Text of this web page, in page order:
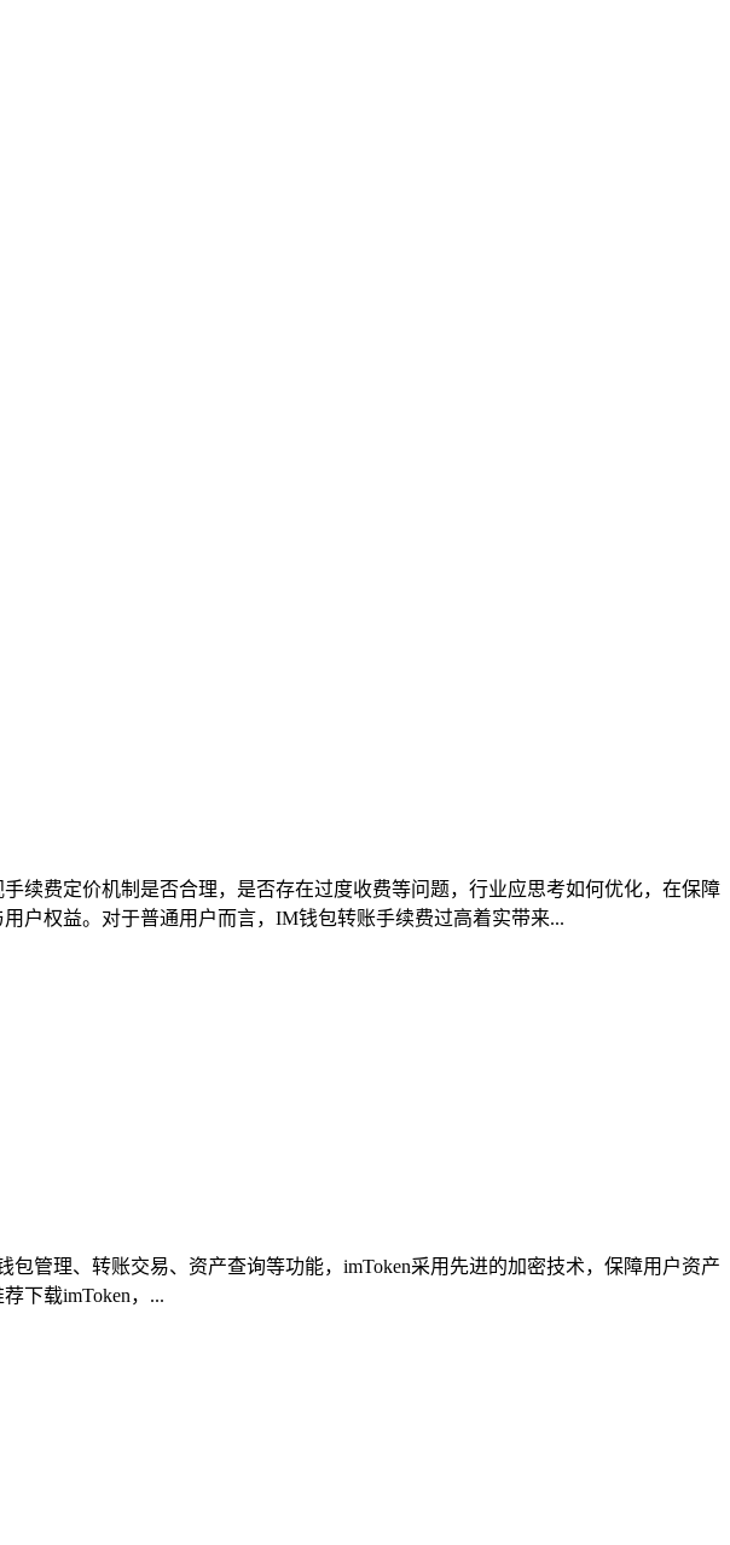
续费定价机制是否合理，是否存在过度收费等问题，行业应思考如何优化，在保障
户权益。对于普通用户而言，IM钱包转账手续费过高着实带来...
管理、转账交易、资产查询等功能，imToken采用先进的加密技术，保障用户资产
下载imToken，...